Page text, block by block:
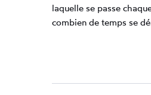
laquelle se passe
combien de temps se